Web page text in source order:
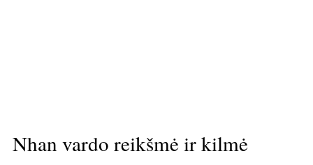
Nhan vardo reikšmė ir kilmė